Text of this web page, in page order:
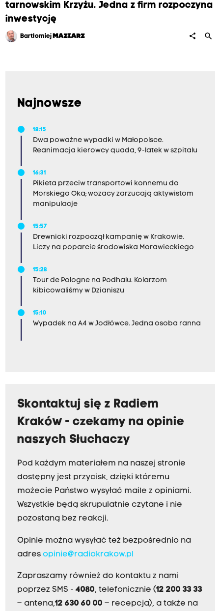
tarnowskim Krzyżu. Jedna z firm rozpoczyna
inwestycję
Bartłomiej MAZIARZ share search
Najnowsze
18:15
Dwa poważne wypadki w Małopolsce.
Reanimacja kierowcy quada, 9-latek w szpitalu
16:31
Pikieta przeciw transportowi konnemu do
Morskiego Oka; wozacy zarzucają aktywistom
manipulacje
15:57
Drewnicki rozpoczął kampanię w Krakowie.
Liczy na poparcie środowiska Morawieckiego
15:28
Tour de Pologne na Podhalu. Kolarzom
kibicowaliśmy w Dzianiszu
15:10
Wypadek na A4 w Jodłówce. Jedna osoba ranna
Skontaktuj się z Radiem
Kraków - czekamy na opinie
naszych Słuchaczy
Pod każdym materiałem na naszej stronie
dostępny jest przycisk, dzięki któremu
możecie Państwo wysyłać maile z opiniami.
Wszystkie będą skrupulatnie czytane i nie
pozostaną bez reakcji.
Opinie można wysyłać też bezpośrednio na
adres opinie@radiokrakow.pl
Zapraszamy również do kontaktu z nami
poprzez SMS - 4080, telefonicznie (12 200 33 33
– antena,12 630 60 00 – recepcja), a także na